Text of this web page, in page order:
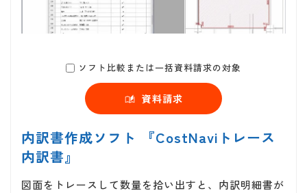
ソフト比較または一括資料請求の対象
資料請求
内訳書作成ソフト 『CostNaviトレース
内訳書』
図面をトレースして数量を拾い出すと、内訳明細書が